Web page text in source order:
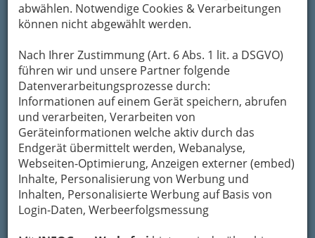
abwählen. Notwendige Cookies & Verarbeitungen
können nicht abgewählt werden.
Nach Ihrer Zustimmung (Art. 6 Abs. 1 lit. a DSGVO)
führen wir und unsere Partner folgende
Datenverarbeitungsprozesse durch:
Informationen auf einem Gerät speichern, abrufen
und verarbeiten, Verarbeiten von
Geräteinformationen welche aktiv durch das
Endgerät übermittelt werden, Webanalyse,
Webseiten-Optimierung, Anzeigen externer (embed)
Inhalte, Personalisierung von Werbung und
Inhalten, Personalisierte Werbung auf Basis von
Login-Daten, Werbeerfolgsmessung
Leuten zu
beweisen,
unserer
Meinung sind.
Peter Ustinov
Es gibt drei Arten von Werbung. Laute, lautere
und unlautere.Werner Mitsch
Sagt den Leuten nicht, wie gut ihr die Güter
macht, sagt ihnen, wie gut eure Güter sie
machen.Leo Burnett
Viele kleine Dinge wurden durch die
richtige Art von Werbung groß gemacht.